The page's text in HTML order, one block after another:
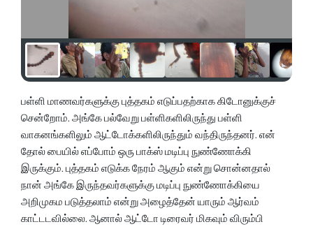
பள்ளி மாணவர்களுக்கு புத்தகம் எடுப்பதற்காக கிடோனுக்குச்
சென்றோம். அங்கே பல்வேறு பள்ளிகளிலிருந்து பள்ளி
வாகனங்களிலும் ஆட்டோக்களிலிருந்தும் வந்திருந்தனர். என்
தோல் பையில் எப்போம் ஒரு பாக்ஸ் மடிப்பு நுண்ணோக்கி
இருக்கும். புத்தகம் எடுக்க நேரம் ஆகும் என்று சொன்னதால்
நான் அங்கே இருந்தவர்களுக்கு மடிப்பு நுண்ணோக்கியை
அறிமுகம படுத்தலாம் என்று அழைத்தேன் யாரும் ஆர்வம்
காட்டடவில்லை. ஆனால் ஆட்டோ டிரைவர் மிகவும் விரும்பி